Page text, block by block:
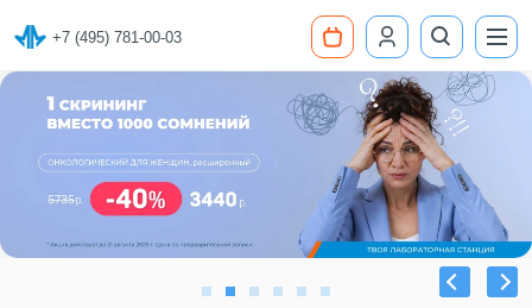
+7 (495) 781-00-03